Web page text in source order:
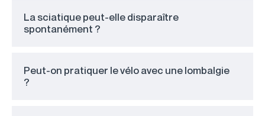
La sciatique peut-elle disparaître
spontanément ?
Peut-on pratiquer le vélo avec une lombalgie
?